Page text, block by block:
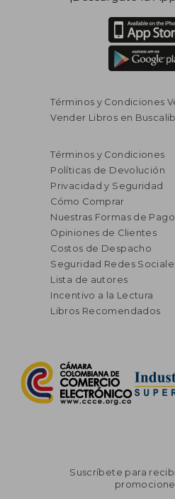
Términos y Condiciones
Vender Libros en
Términos y Condiciones
Políticas de Devolución
Privacidad y Seguridad
Cómo Comprar
Nuestras Formas de Pago
Opiniones de Clientes
Costos de Despacho
Seguridad Redes
Lista de autores
Incentivo a la Lectura
Libros Recomendados
Suscríbete para